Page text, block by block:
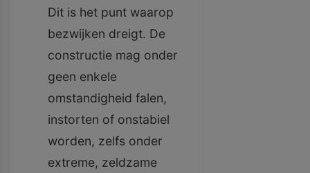
Dit is het punt waarop
bezwijken dreigt. De
constructie mag onder
geen enkele
omstandigheid falen,
instorten of onstabiel
worden, zelfs onder
extreme, zeldzame